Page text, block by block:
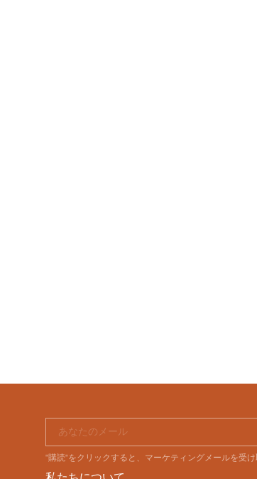
あなたのメール
"購読"をクリックすると、マーケティングメールを受